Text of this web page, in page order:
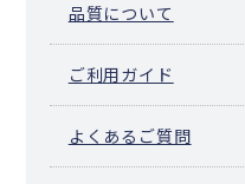
品質について
ご利用ガイド
よくあるご質問